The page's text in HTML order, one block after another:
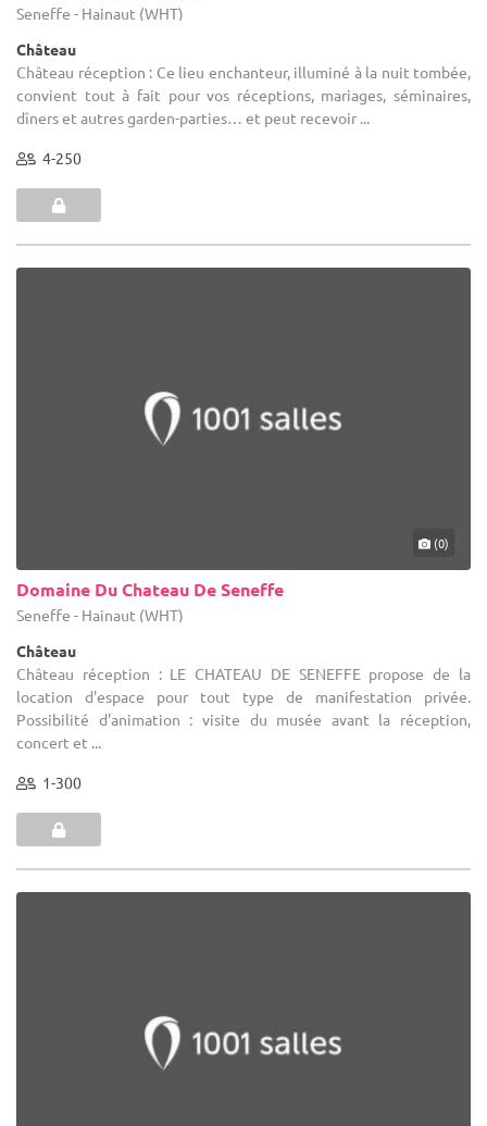
Seneffe - Hainaut (WHT)
Château
Château réception : Ce lieu enchanteur, illuminé à la nuit tombée,
convient tout à fait pour vos réceptions, mariages, séminaires,
dîners et autres garden-parties… et peut recevoir ...
4-250
(0)
Domaine Du Chateau De Seneffe
Seneffe - Hainaut (WHT)
Château
Château réception : LE CHATEAU DE SENEFFE propose de la
location d'espace pour tout type de manifestation privée.
Possibilité d'animation : visite du musée avant la réception,
concert et ...
1-300